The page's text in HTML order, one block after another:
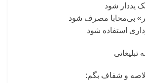
یددار شود
بی‌محابا مصرف شود
استفاده شود
تبلیغاتی
و شفاف بگم: